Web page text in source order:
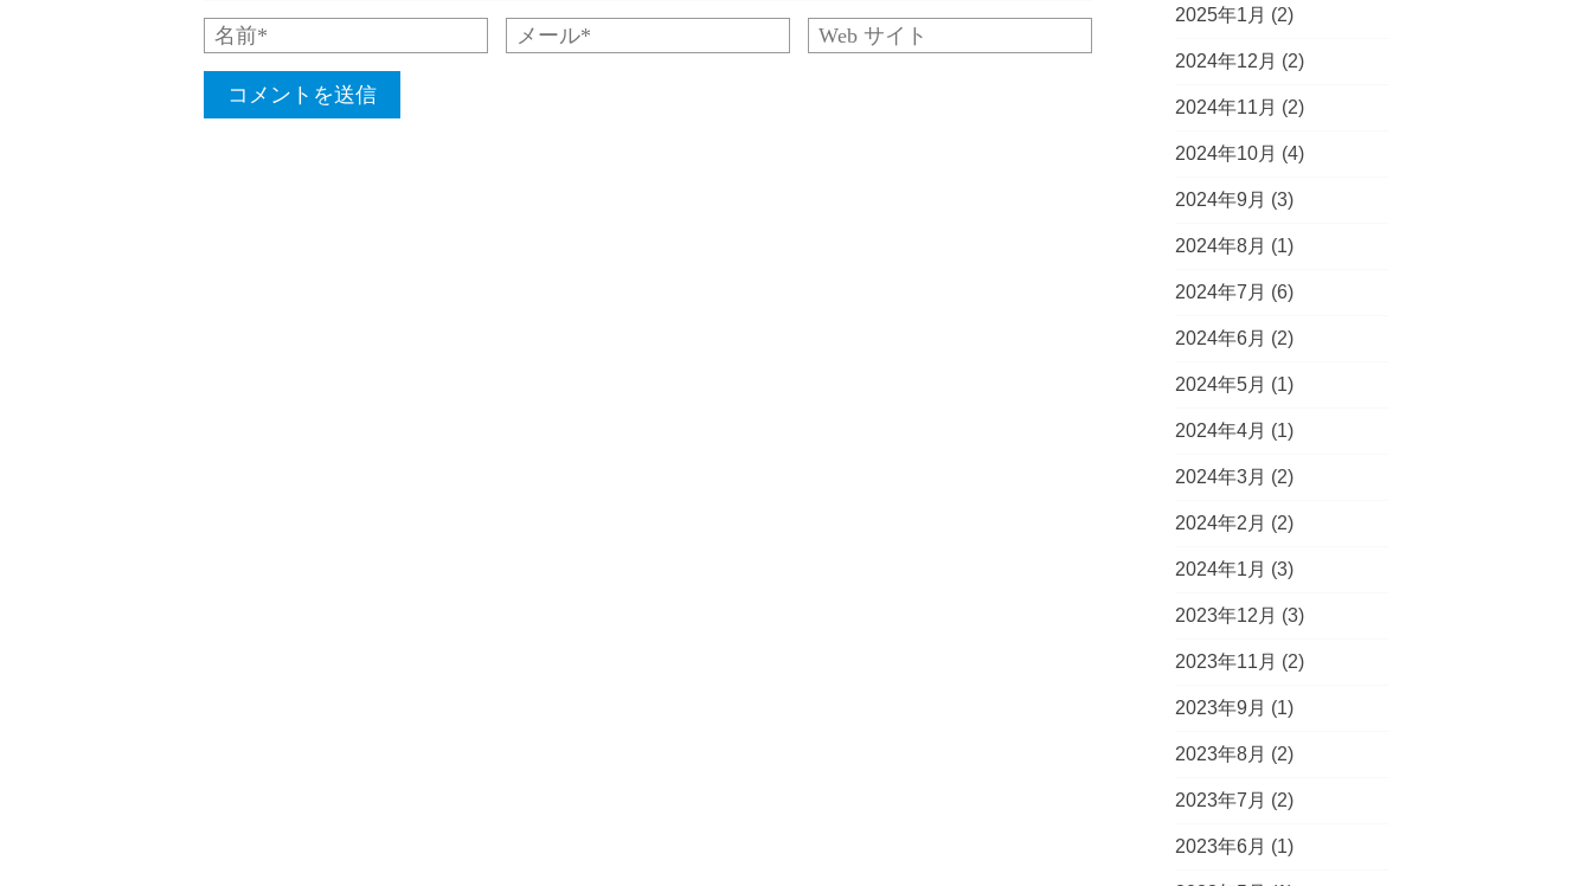
2025年1月 (2)
2024年12月 (2)
2024年11月 (2)
2024年10月 (4)
2024年9月 (3)
2024年8月 (1)
2024年7月 (6)
2024年6月 (2)
2024年5月 (1)
2024年4月 (1)
2024年3月 (2)
2024年2月 (2)
2024年1月 (3)
2023年12月 (3)
2023年11月 (2)
2023年9月 (1)
2023年8月 (2)
2023年7月 (2)
2023年6月 (1)